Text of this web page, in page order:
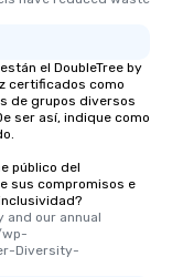
el DoubleTree by
certificados como
de grupos diversos
ser así, indique como
público del
sus compromisos e
our annual
wp-
Diversity-